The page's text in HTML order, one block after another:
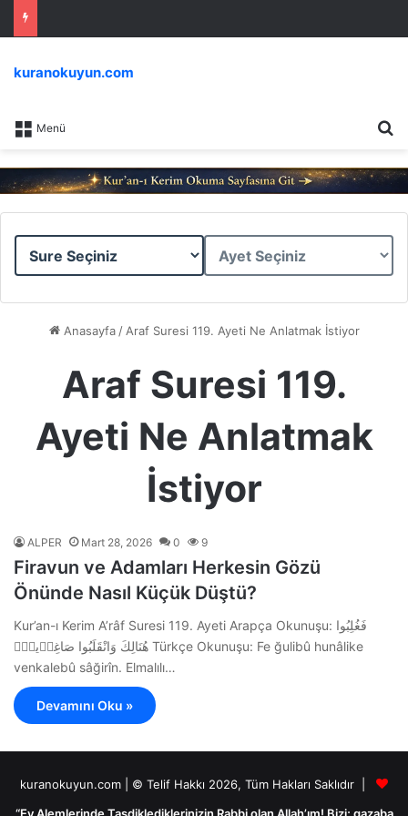
Menü
kuranokuyun.com
Sure
Ayet
Anasayfa / Araf Suresi 119. Ayeti Ne Anlatmak İstiyor
Araf Suresi 119.
Ayeti Ne Anlatmak
İstiyor
ALPER Mart 28, 2026 0 9
Firavun ve Adamları Herkesin Gözü
Önünde Nasıl Küçük Düştü?
Kur’an-ı Kerim A’râf Suresi 119. Ayeti Arapça Okunuşu: فَغُلِبُوا
هُنَالِكَ وَانْقَلَبُوا صَاغِر۪ينَۚ Türkçe Okunuşu: Fe ğulibû hunâlike
venkalebû sâğirîn. Elmalılı…
Devamını Oku »
kuranokuyun.com | © Telif Hakkı 2026, Tüm Hakları Saklıdır |